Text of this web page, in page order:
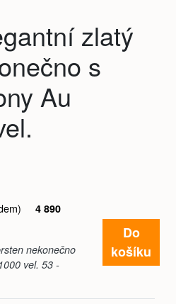
zlatý
s
Au
4 890
nekonečno
vel. 53 -
Do
košíku